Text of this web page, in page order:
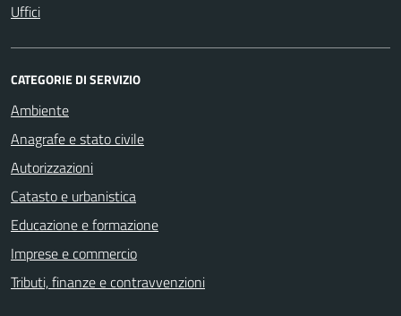
Uffici
CATEGORIE DI SERVIZIO
Ambiente
Anagrafe e stato civile
Autorizzazioni
Catasto e urbanistica
Educazione e formazione
Imprese e commercio
Tributi, finanze e contravvenzioni